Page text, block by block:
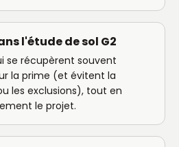
l'étude de sol G2
se récupèrent souvent
la prime (et évitent la
les exclusions), tout en
le projet.